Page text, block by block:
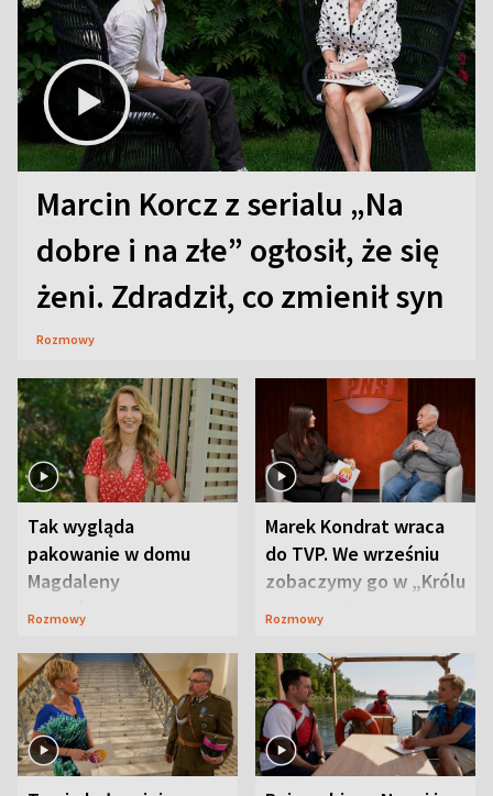
Marcin Korcz z serialu „Na
dobre i na złe” ogłosił, że się
żeni. Zdradził, co zmienił syn
Rozmowy
Tak wygląda
pakowanie w domu
Magdaleny
Waligórskiej-Lisieckiej.
Rozmowy
Marek Kondrat wraca
do TVP. We wrześniu
zobaczymy go w „Królu
Maciusiu I”
Rozmowy